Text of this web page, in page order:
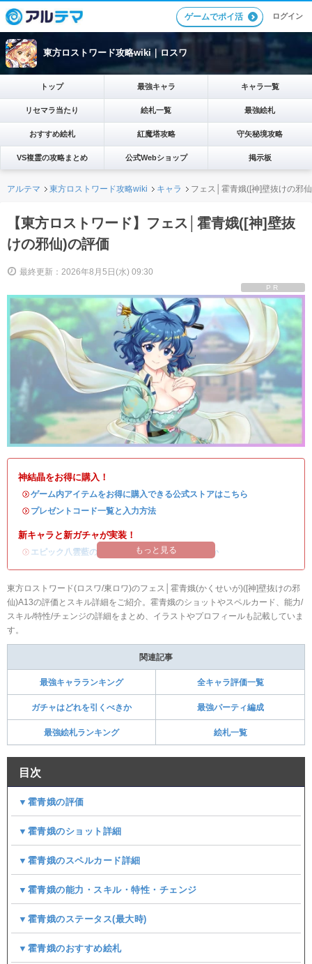
ゲームでポイ活 ログイン
東方ロストワード攻略wiki｜ロスワ
トップ 最強キャラ キャラ一覧
リセマラ当たり 絵札一覧 最強絵札
おすすめ絵札 紅魔塔攻略 守矢秘境攻略
VS複霊の攻略まとめ 公式Webショップ 掲示板
アルテマ 東方ロストワード攻略wiki キャラ フェス│霍青娥([神]壁抜けの邪
【東方ロストワード】フェス│霍青娥([神]壁抜
けの邪仙)の評価
最終更新：2026年8月5日(水) 09:30
PR
神結晶をお得に購入！
・ゲーム内アイテムをお得に購入できる公式ストアはこちら
・ プレゼントコード一覧と入力方法
新キャラと新ガチャが実装！
・ エピック八雲藍の評価 ガチャシミュ/ 引くべきか
もっと見る
東方ロストワード(ロスワ/東ロワ)のフェス│霍青娥(かくせいが)([神]壁抜けの邪
仙)A13の評価とスキル詳細をご紹介。霍青娥のショットやスペルカード、能力/
スキル/特性/チェンジの詳細をまとめ、イラストやプロフィールも記載していま
す。
関連記事
最強キャラランキング 全キャラ評価一覧
ガチャはどれを引くべきか 最強パーティ編成
最強絵札ランキング 絵札一覧
目次
▼霍青娥の評価
▼霍青娥のショット詳細
▼霍青娥のスペルカード詳細
▼霍青娥の能力・スキル・特性・チェンジ
▼霍青娥のステータス(最大時)
▼霍青娥のおすすめ絵札